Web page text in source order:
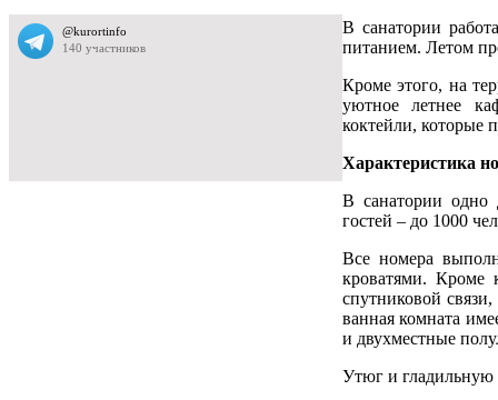
В санатории
питанием. Летом
Кроме этого, на
уютное летнее
коктейли, которые
Характеристика
В санатории одно
гостей – до 1000
Все номера
кроватями. Кроме
спутниковой
ванная комната
и двухместные
Утюг и гладильную